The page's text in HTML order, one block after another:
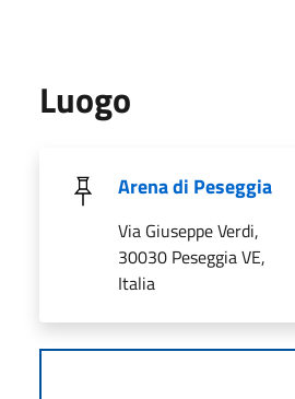
Luogo
Arena di Peseggia
Via Giuseppe Verdi,
30030 Peseggia VE,
Italia